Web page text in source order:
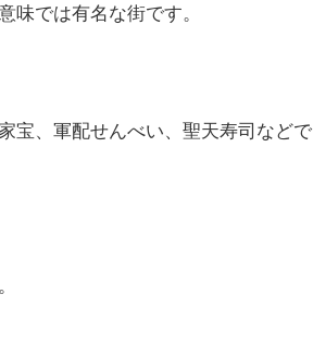
味では有名な街です。
宝、軍配せんべい、聖天寿司などで